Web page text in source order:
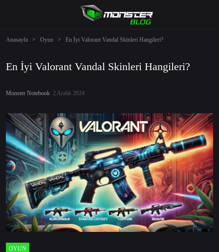
Anasayfa > Oyun > En İyi Valorant Vandal Skinleri Hangileri?
En İyi Valorant Vandal Skinleri Hangileri?
Monster Notebook 2 Aralık 2024
OYUN